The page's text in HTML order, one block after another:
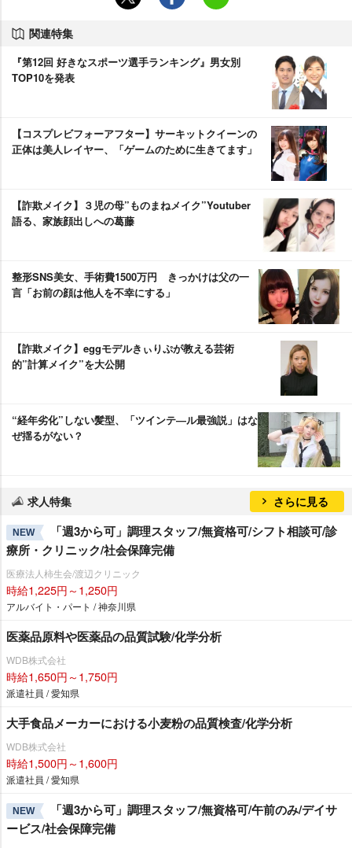
関連特集
『第12回 好きなスポーツ選手ランキング』男女別
TOP10を発表
【コスプレビフォーアフター】サーキットクイーンの
正体は美人レイヤー、「ゲームのために生きてます」
【詐欺メイク】３児の母”ものまねメイク”Youtuber
語る、家族顔出しへの葛藤
整形SNS美女、手術費1500万円 きっかけは父の一
言「お前の顔は他人を不幸にする」
【詐欺メイク】eggモデルきぃりぷが教える芸術
的”計算メイク”を大公開
“経年劣化”しない髪型、「ツインテ―ル最強説」はな
ぜ揺るがない？
求人特集 さらに見る
NEW
「週3から可」調理スタッフ/無資格可/シフト相談可/診
療所・クリニック/社会保障完備
医療法人柿生会/渡辺クリニック
時給1,225円～1,250円
アルバイト・パート / 神奈川県
医薬品原料や医薬品の品質試験/化学分析
WDB株式会社
時給1,650円～1,750円
派遣社員 / 愛知県
大手食品メーカーにおける小麦粉の品質検査/化学分析
WDB株式会社
時給1,500円～1,600円
派遣社員 / 愛知県
NEW
「週3から可」調理スタッフ/無資格可/午前のみ/デイサ
ービス/社会保障完備